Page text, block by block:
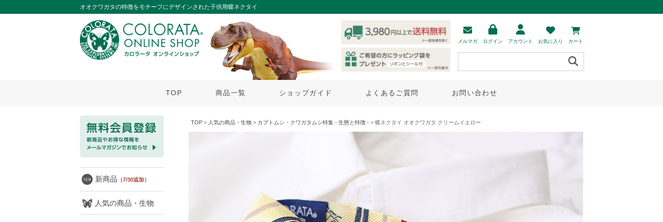
オオクワガタの特徴をモチーフにデザインされた子供用蝶ネクタイ
メルマガ ログイン アカウント お気に入り カート
TOP 商品一覧 ショップガイド よくあるご質問 お問い合わせ
新商品 （7/30追加）
人気の商品・生物
TOP > 人気の商品・生物 > カブトムシ・クワガタムシ特集 - 生態と特徴 - > 蝶ネクタイ オオクワガタ クリームイエロー